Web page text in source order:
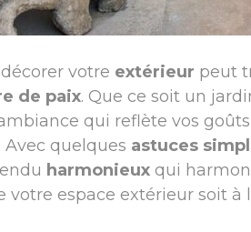
votre extérieur peut
de paix. Que ce soit un
qui reflète vos
quelques astuces
harmonieux qui
votre espace extérieur soit